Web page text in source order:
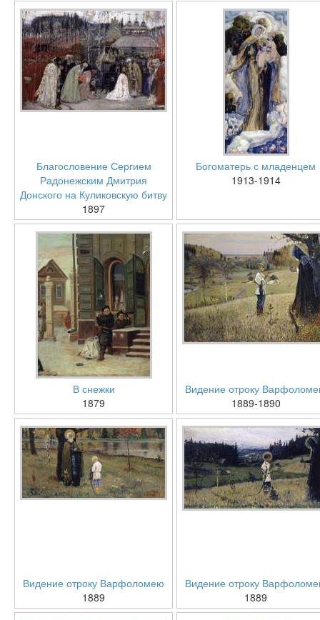
Благословение Сергием
Радонежским Дмитрия
Донского на Куликовскую битву
1897
Богоматерь с младенцем
1913-1914
В снежки
1879
Видение отроку
1889-1890
Видение отроку Варфоломею
1889
Видение отроку
1889